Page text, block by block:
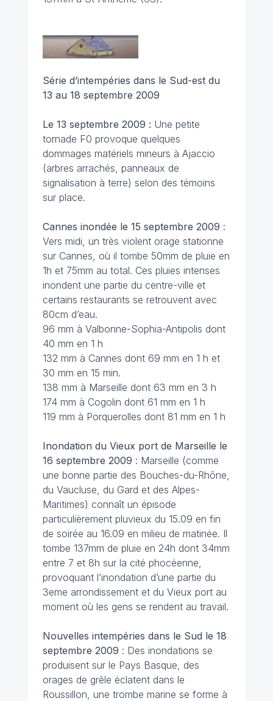
Série d’intempéries dans le Sud-estdu
13 au 18 septembre 2009
Le 13 septembre 2009 : Une petite
tornade F0 provoque quelques
dommages matériels mineurs à Ajaccio
(arbres arrachés, panneaux de
signalisation à terre) selon des témoins
sur place.
Cannes inondée le 15 septembre 2009 :
Vers midi, un très violent orage stationne
sur Cannes, où il tombe 50mm de pluie en
1h et 75mm au total. Ces pluies intenses
inondent une partie du centre-ville et
certains restaurants se retrouvent avec
80cm d’eau.
96 mm à Valbonne-Sophia-Antipolis dont
40 mm en 1 h
132 mm à Cannes dont 69 mm en 1 h et
30 mm en 15 min.
138 mm à Marseille dont 63 mm en 3 h
174 mm à Cogolin dont 61 mm en 1 h
119 mm à Porquerolles dont 81 mm en 1 h
Inondation du Vieux port de Marseille le
16 septembre 2009 : Marseille (comme
une bonne partie des Bouches-du-Rhône,
du Vaucluse, du Gard et des Alpes-
Maritimes) connaît un épisode
particulièrement pluvieux du 15.09 en fin
de soirée au 16.09 en milieu de matinée. Il
tombe 137mm de pluie en 24h dont 34mm
entre 7 et 8h sur la cité phocéenne,
provoquant l’inondation d’une partie du
3eme arrondissement et du Vieux port au
moment où les gens se rendent au travail.
Nouvelles intempéries dans le Sud le 18
septembre 2009 : Des inondations se
produisent sur le Pays Basque, des
orages de grêle éclatent dans le
Roussillon, une trombe marine se forme à